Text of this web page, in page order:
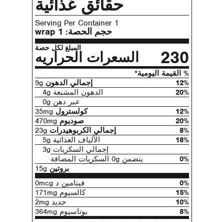
حقائق غذائية
1 Serving Per Container
حجم الحصة: 1 wrap
المبلغ لكل حصة
السعرات الحراريه 230
% القيمة اليومية*
إجمالي الدهون
12%
الدهون المشبعة 4g
20%
عبر دهن 0g
كولسترول
12%
صوديوم
20%
إجمالي الكربوهيدرات
8%
الألياف الغذائية 5g
18%
إجمالي السكريات 3g
يتضمن 0g السكريات المضافة
0%
بروتين
فيتامين د 0mcg
0%
كالسيوم 171mg
15%
حديد 2mg
10%
بوتاسيوم 364mg
8%